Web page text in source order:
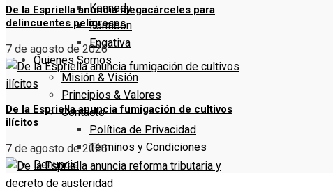
Kennedy
Fontibón
Engativa
Quienes Somos
Misión & Visión
Principios & Valores
Contacto
Política de Privacidad
Términos y Condiciones
Denuncie
De la Espriella anuncia megacárceles para
delincuentes peligrosos
7 de agosto de 2026
De la Espriella anuncia fumigación de cultivos
ilícitos
7 de agosto de 2026